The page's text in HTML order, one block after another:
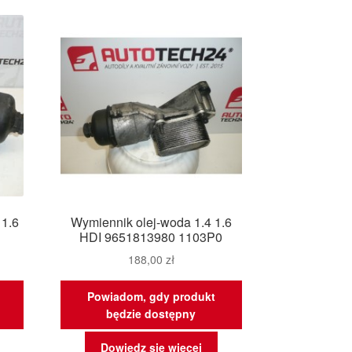
Wymiennik olej-woda 1.4 1.6
HDI 9651813980 1103P0
188,00 zł
Powiadom, gdy produkt
będzie dostępny
Dowiedz się więcej